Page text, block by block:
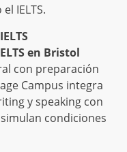
IELTS.
en Bristol
con preparación
Campus integra
y speaking con
condiciones